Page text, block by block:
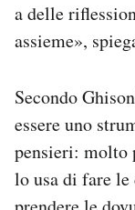
a delle
assieme»,
Secondo
essere uno
pensieri: molto
lo usa di fare le